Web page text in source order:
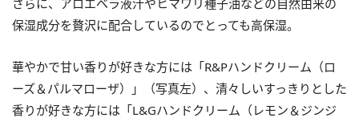
保湿成分を贅沢に配合しているのでとっても高保湿。
華やかで甘い香りが好きな方には「R&Pハンドクリーム（ロ
ーズ＆パルマローザ）」（写真左）、清々しいすっきりとした
香りが好きな方には「L&Gハンドクリーム（レモン＆ジンジ